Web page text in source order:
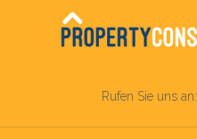
Rufen Sie uns an: